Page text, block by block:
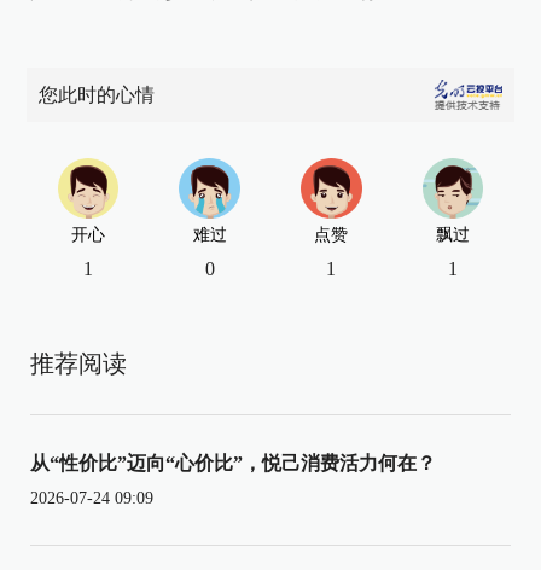
您此时的心情
开心
1
难过
0
点赞
1
飘过
1
推荐阅读
从“性价比”迈向“心价比”，悦己消费活力何在？
2026-07-24 09:09